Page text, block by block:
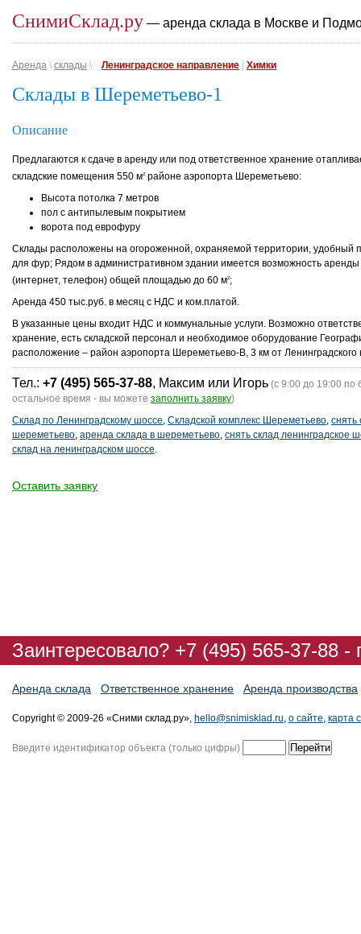
СнимиСклад.ру — аренда склада в Москве и
Аренда \ склады \ Ленинградское направление Химки
Склады в Шереметьево-1
Описание
Предлагаются к сдаче в аренду или под ответственное хранение
складские помещения 550 м2 районе аэропорта Шереметьево:
Высота потолка 7 метров
пол с антипылевым покрытием
ворота под еврофуру
Склады расположены на огороженной, охраняемой территории, удобный
для фур; Рядом в административном здании имеется возможность
(интернет, телефон) общей площадью до 60 м2;
Аренда 450 тыс.руб. в месяц с НДС и ком.платой.
В указанные цены входит НДС и коммунальные услуги. Возможно
хранение, есть складской персонал и необходимое оборудование
расположение – район аэропорта Шереметьево-В, 3 км от Ленинградского
Тел.: +7 (495) 565-37-88, Максим или Игорь (с 9:00 до 19:00 по
остальное время - вы можете заполнить заявку)
Склад по Ленинградскому шоссе, Складской комплекс Шереметьево, снять
шереметьево, аренда склада в шереметьево, снять склад ленинградское
склад на ленинградском шоссе.
Оставить заявку
Заинтересовало? +7 (495) 565-37-88
Аренда склада Ответственное хранение Аренда производства
Copyright © 2009-26 «Сними склад.ру», hello@snimisklad.ru, о сайте, карта
Введите идентификатор объекта (только цифры)